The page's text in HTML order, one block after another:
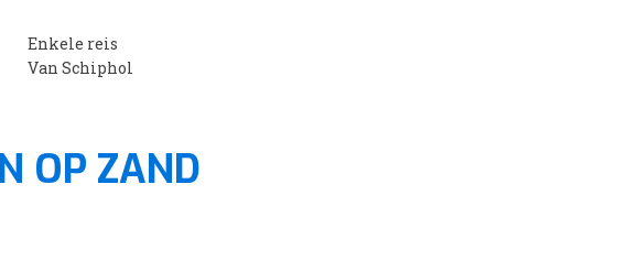
Enkele reis
Van Schiphol
OP ZAND